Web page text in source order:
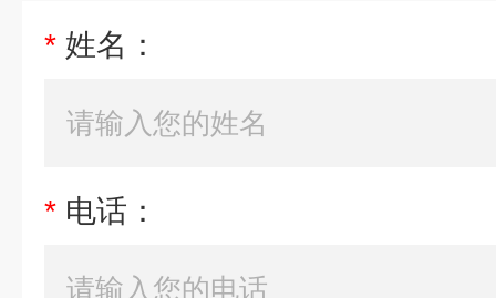
* 姓名：
* 电话：